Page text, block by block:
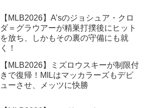
【MLB2026】A’sのジョシュア・クロ
ダ＝グラウアーが精巣打撲後にヒット
を放ち、しかもその裏の守備にも就
く！
【MLB2026】ミズロウスキーが制限付
きで復帰！MILはマッカラーズもデビ
ューさせ、メッツに快勝